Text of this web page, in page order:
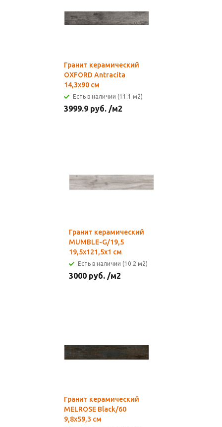
Гранит керамический
OXFORD Antracita
14,3x90 см
Есть в наличии (11.1 м2)
3999.9 руб. /м2
Гранит керамический
MUMBLE-G/19,5
19,5х121,5x1 см
Есть в наличии (10.2 м2)
3000 руб. /м2
Гранит керамический
MELROSE Black/60
9,8x59,3 см